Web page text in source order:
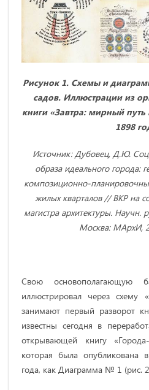
Рисунок 1. Схемы и
садов. Иллюстрации из
книги «Завтра: мирный
1898
Источник: Дубовец, Д.Ю.
образа идеального города:
композиционно-
жилых кварталов // ВКР на
магистра архитектуры.
Москва: МАрхИ,
Свою основополагающую
иллюстрировал через схему
занимают первый разворот
известны сегодня в
открывающей книгу
которая была опубликована
года, как Диаграмма № 1 (рис.